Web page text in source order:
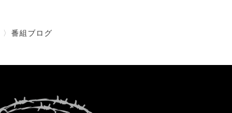
〉 番組ブログ